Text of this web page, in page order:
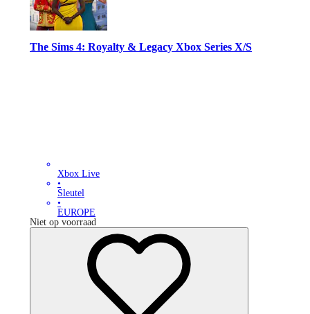
The Sims 4: Royalty & Legacy Xbox Series X/S
Xbox Live
•
Sleutel
•
EUROPE
Niet op voorraad